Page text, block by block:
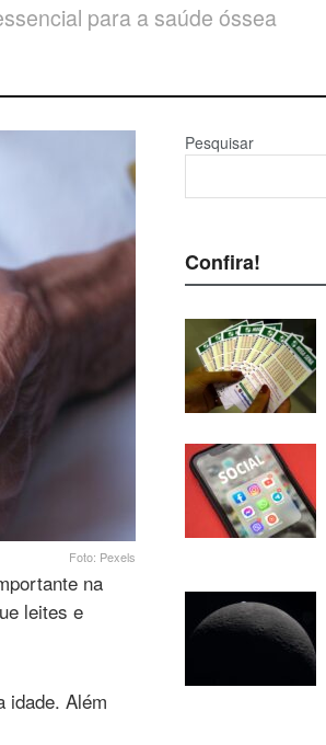
para a saúde óssea
Foto: Pexels
na
leites e
idade. Além
Pesquisar
Confira!